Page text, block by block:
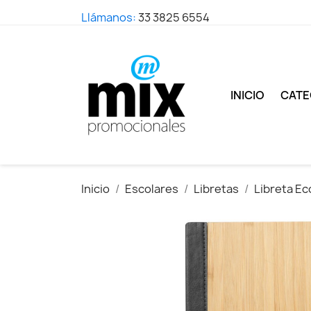
Llámanos:33 3825 6554
INICIO
Inicio Escolares Libretas Libreta